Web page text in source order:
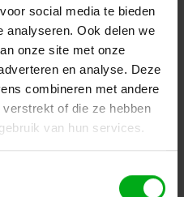
social media te bieden
analyseren. Ook delen we
onze site met onze
en analyse. Deze
combineren met andere
of die ze hebben
van hun services.
Floating line